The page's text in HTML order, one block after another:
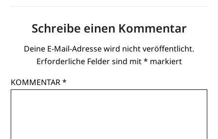
Schreibe einen Kommentar
Deine E-Mail-Adresse wird nicht veröffentlicht.
Erforderliche Felder sind mit* markiert
KOMMENTAR*